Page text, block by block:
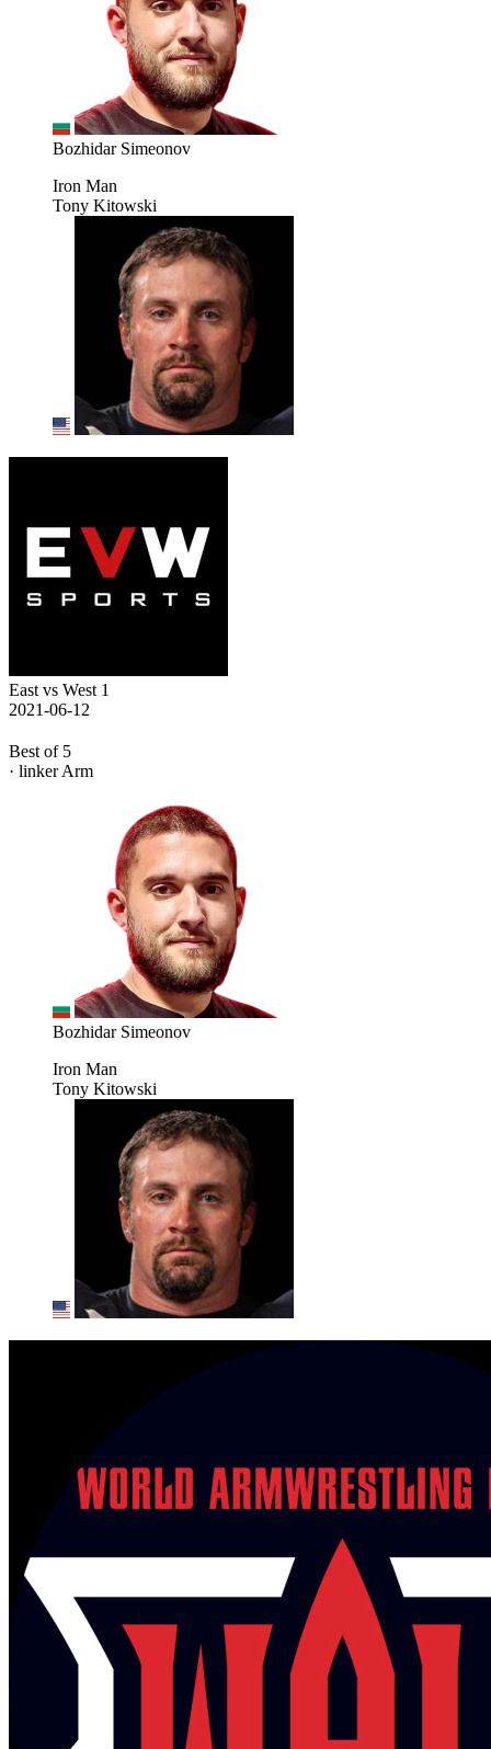
Bozhidar Simeonov
Iron Man
Tony Kitowski
East vs West 1
2021-06-12
Best of 5
· linker Arm
Bozhidar Simeonov
Iron Man
Tony Kitowski